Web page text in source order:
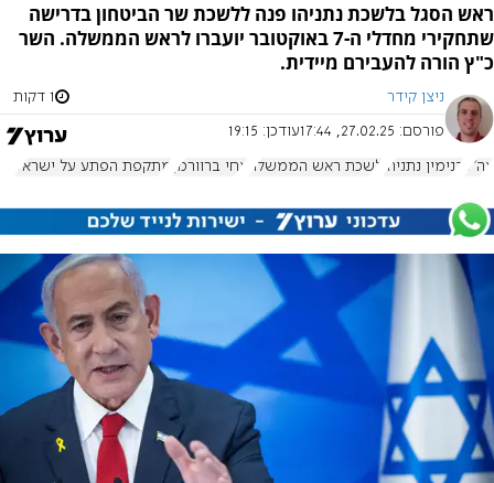
ראש הסגל בלשכת נתניהו פנה ללשכת שר הביטחון בדרישה
שתחקירי מחדלי ה-7 באוקטובר יועברו לראש הממשלה. השר
כ"ץ הורה להעבירם מיידית.
ניצן קידר 1 דקות
פורסם: 27.02.25, 17:44 עודכן: 19:15
צה"ל בנימין נתניהו לשכת ראש הממשלה צחי ברוורמן מתקפת הפתע על ישראל